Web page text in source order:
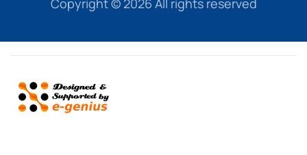
Copyright © 2026 All rights reserved